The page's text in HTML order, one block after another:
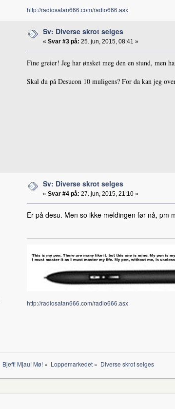
http://radiosatan666.com/radio666.asx
Sv: Diverse skrot selges
« Svar #3 på: 25. jun, 2015, 08:41 »
Fine greier! Jeg har ønsket meg den en stund, men
Skal du på Desucon 10 muligens? For da kan jeg
Sv: Diverse skrot selges
« Svar #4 på: 27. jun, 2015, 21:10 »
Er på desu. Men so ikke meldingen før nå, pm
http://radiosatan666.com/radio666.asx
Bjeff! Mjau! Mø!» Loppemarkedet» Diverse skrot selges